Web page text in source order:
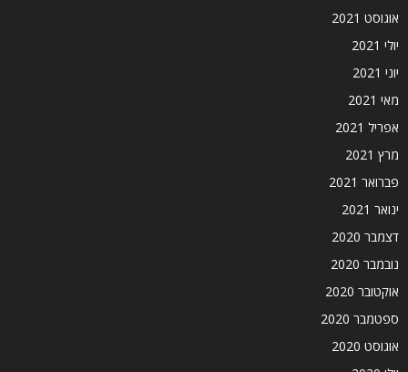
אוגוסט 2021
יולי 2021
יוני 2021
מאי 2021
אפריל 2021
מרץ 2021
פברואר 2021
ינואר 2021
דצמבר 2020
נובמבר 2020
אוקטובר 2020
ספטמבר 2020
אוגוסט 2020